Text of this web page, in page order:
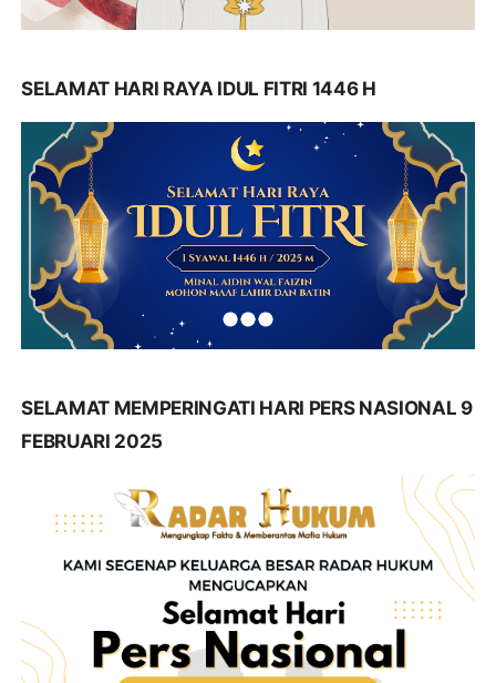
SELAMAT HARI RAYA IDUL FITRI 1446 H
SELAMAT MEMPERINGATI HARI PERS NASIONAL 9
FEBRUARI 2025